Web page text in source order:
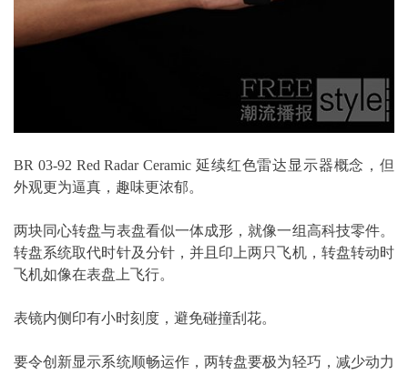
BR 03-92 Red Radar Ceramic 延续红色雷达显示器概念，但
外观更为逼真，趣味更浓郁。
两块同心转盘与表盘看似一体成形，就像一组高科技零件。
转盘系统取代时针及分针，并且印上两只飞机，转盘转动时
飞机如像在表盘上飞行。
表镜内侧印有小时刻度，避免碰撞刮花。
要令创新显示系统顺畅运作，两转盘要极为轻巧，减少动力